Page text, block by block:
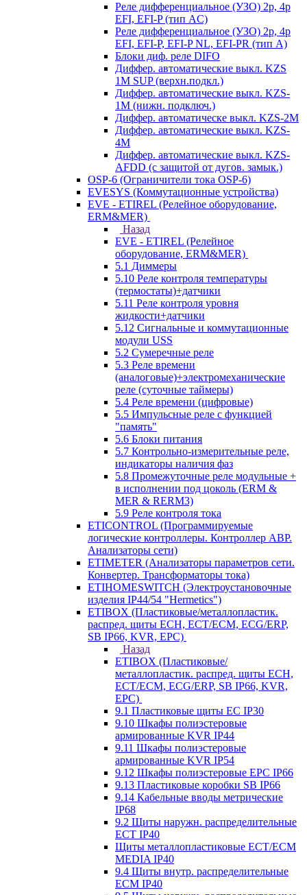
Реле дифференциальное (УЗО) 2р, 4р
EFI, EFI-P (тип AС)
Реле дифференциальное (УЗО) 2р, 4р
EFI, EFI-P, EFI-P NL, EFI-PR (тип A)
Блоки диф. реле DIFO
Диффер. автоматические выкл. KZS
1M SUP (верхн.подкл.)
Диффер. автоматические выкл. KZS-
1M (нижн. подключ.)
Диффер. автоматическе выкл. KZS-2M
Диффер. автоматические выкл. KZS-
4M
Диффер. автоматические выкл. KZS-
AFDD (с защитой от дугов. замык.)
OSP-6 (Ограничители тока OSP-6)
EVESYS (Коммутационные устройства)
EVE - ETIREL (Релейное оборудование,
ERM&MER)
Назад
EVE - ETIREL (Релейное
оборудование, ERM&MER)
5.1 Диммеры
5.10 Реле контроля температуры
(термостаты)+датчики
5.11 Реле контроля уровня
жидкости+датчики
5.12 Сигнальные и коммутационные
модули USS
5.2 Сумеречные реле
5.3 Реле времени
(аналоговые)+электромеханические
реле (суточные таймеры)
5.4 Реле времени (цифровые)
5.5 Импульсные реле с функцией
"память"
5.6 Блоки питания
5.7 Контрольно-измерительные реле,
индикаторы наличия фаз
5.8 Промежуточные реле модульные +
в исполнении под цоколь (ERM &
MER & RERM3)
5.9 Реле контроля тока
ETICONTROL (Программируемые
логические контроллеры. Контроллер АВР.
Анализаторы сети)
ETIMETER (Анализаторы параметров сети.
Конвертер. Трансформаторы тока)
ETIHOMESWITCH (Электроустановочные
изделия IP44/54 "Hermetics")
ETIBOX (Пластиковые/металлопластик.
распред. щиты ECH, ECT/ECM, ECG/ERP,
SB IP66, KVR, EPC)
Назад
ETIBOX (Пластиковые/
металлопластик. распред. щиты ECH,
ECT/ECM, ECG/ERP, SB IP66, KVR,
EPC)
9.1 Пластиковые щиты EC IP30
9.10 Шкафы полиэстеровые
армированные KVR IP44
9.11 Шкафы полиэстеровые
армированные KVR IP54
9.12 Шкафы полиэстеровые EPC IP66
9.13 Пластиковые коробки SB IP66
9.14 Кабельные вводы метрические
IP68
9.2 Щиты наружн. распределительные
ECT IP40
Щиты металлопластиковые ECT/ECM
MEDIA IP40
9.4 Щиты внутр. распределительные
ECМ IP40